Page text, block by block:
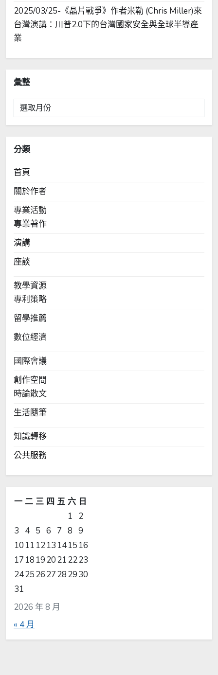
2025/03/25-《晶片戰爭》作者米勒 (Chris Miller)來
台灣演講：川普2.0下的台灣國家安全與全球半導產
業
彙整
彙
整
分類
首頁
關於作者
專業活動
專業著作
演講
座談
教學資源
專利策略
留學推薦
數位經濟
國際會議
創作空間
時論散文
生活隨筆
知識轉移
公共服務
2026 年 8 月
一 二 三 四 五 六 日
1
2
3
4 5 6 7 8 9
10 11 1213 1415 16
17 18 1920212223
24252627282930
31
« 4 月